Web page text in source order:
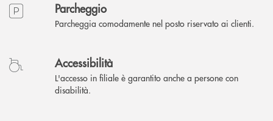
Parcheggio
Parcheggia comodamente nel posto riservato ai clienti.
Accessibilità
L'accesso in filiale è garantito anche a persone con
disabilità.